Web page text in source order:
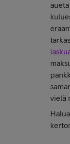
vielä